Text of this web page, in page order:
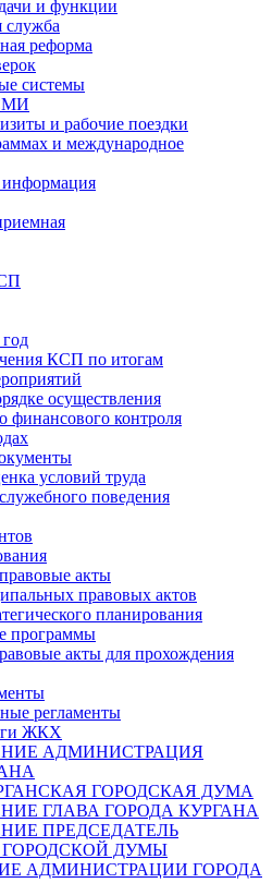
и функции
реформа
системы
и рабочие поездки
и международное
информация
КСП по итогам
осуществления
финансового контроля
условий труда
поведения
акты
правовых актов
планирования
программы
акты для прохождения
регламенты
ЖКХ
АДМИНИСТРАЦИЯ
ГОРОДСКАЯ ДУМА
ГЛАВА ГОРОДА КУРГАНА
ПРЕДСЕДАТЕЛЬ
ГОРОДСКОЙ ДУМЫ
АДМИНИСТРАЦИИ ГОРОДА